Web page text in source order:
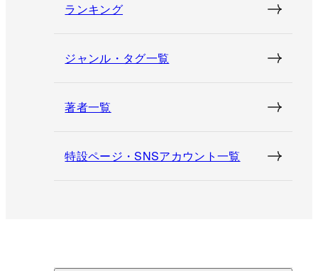
ランキング
ジャンル・タグ一覧
著者一覧
特設ページ・SNSアカウント一覧